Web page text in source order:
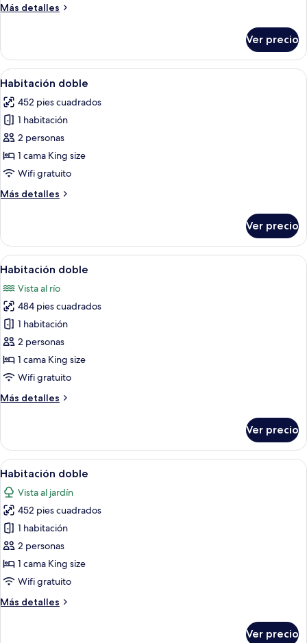
Más detalles
Más
doble
Ver precio
Abrir
todas
las
fotos
de
Habitación
doble
Una habitación de hotel con una
5
Habitación doble
452 pies cuadrados
1 habitación
2 personas
1 cama King size
Wifi gratuito
Más detalles
Más
doble
Ver precio
Abrir
todas
las
fotos
de
Habitación
doble
Habitación de hotel con cama, sofá,
4
Habitación doble
Vista al río
484 pies cuadrados
1 habitación
2 personas
1 cama King size
Wifi gratuito
Más detalles
Más
doble
Ver precio
Abrir
todas
las
fotos
de
Habitación
doble
Una habitación de hotel moderna
9
Habitación doble
Vista al jardín
452 pies cuadrados
1 habitación
2 personas
1 cama King size
Wifi gratuito
Más detalles
Más
Ver precio